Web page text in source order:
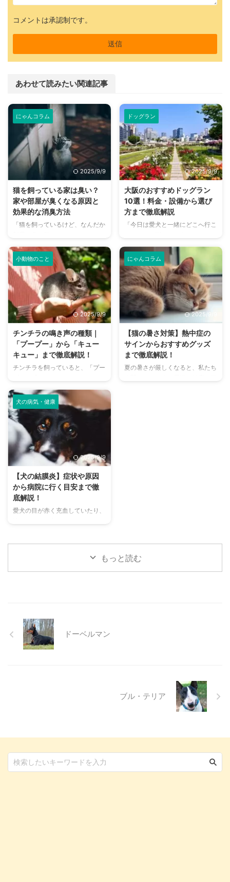
コメントは承認制です。
あわせて読みたい関連記事
にゃんコラム
2025/9/9
猫を飼っている家は臭い？
家や部屋が臭くなる原因と
効果的な消臭方法
「猫を飼っているけど、なんだか
悩みはありませんか？猫との暮ら
しは幸せで満ちていますが、独特
のにおいが気になるという飼い主
さんは少なくありません。 特
に、来客時などは「うちのにお
い、大丈夫かな？」と不安に感じ
てしまうこともあるでしょう。
この記事では、猫のにおいの原因
体、部屋など、場所別に具体的な
消臭対策を徹底的に解説します。
さらに、猫と飼い主さん両方にと
って快適な消臭グッズの選び方ま
の情報を網羅的にご紹介します。
今 ...
ドッグラン
2025/9/9
大阪のおすすめドッグラン
10選！料金・設備から選び
方まで徹底解説
「今日は愛犬と一緒にどこへ行こ
か？大阪には、広大な敷地でのび
のびと遊べるドッグランから、都
心でアクセスしやすい便利な施設
まで、魅力的なドッグランがたく
さんあります。 しかし、「初め
てドッグランに行くから不安」
「どの施設が愛犬に合っているか
わからない」という方も多いので
は、大阪府内にある人気のドッグ
ランを厳選し、料金、広さ、利用
条件、設備など、気になる情報を
網羅的に解説します。 さらに、
小動物のこと
2025/9/9
チンチラの鳴き声の種類｜
「プープー」から「キュー
キュー」まで徹底解説！
チンチラを飼っていると、「プー
まざまな鳴き声が聞こえてくるこ
とがありますよね。 チンチラは
犬や猫のように鳴き声で感情を表
現するため、その鳴き声の意味を
理解することは、愛チンチラとの
関係を深める上で非常に大切で
す。 この記事では、チンチラの
代表的な鳴き声の種類とその意味
鳴き声からわかるストレスや病気
のサイン、チンチラが鳴く理由を
理解して良好な関係を築くための
ヒントもご紹介します。 この記
ニ ...
にゃんコラム
2025/9/9
【猫の暑さ対策】熱中症の
サインからおすすめグッズ
まで徹底解説！
夏の暑さが厳しくなると、私たち
る ...
犬の病気・健康
2025/9/9
【犬の結膜炎】症状や原因
から病院に行く目安まで徹
底解説！
愛犬の目が赤く充血していたり、
る目の病気ですが、原因や症状は
さまざまです。 この記事では、
炎かも？」と思ったときに、すぐ
に動物病院に行くべきかどうかの
判断基準や、病院での治療内容に
もっと読む
ドーベルマン
ブル・テリア